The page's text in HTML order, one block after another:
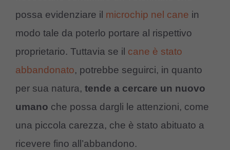
possa evidenziare il microchip nel cane in
modo tale da poterlo portare al rispettivo
proprietario. Tuttavia se il cane è stato
abbandonato, potrebbe seguirci, in quanto
per sua natura, tende a cercare un nuovo
umano che possa dargli le attenzioni, come
una piccola carezza, che è stato abituato a
ricevere fino all’abbandono.